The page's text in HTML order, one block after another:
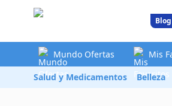
Blog
Mundo Ofertas Mis
Salud y Medicamentos Belleza